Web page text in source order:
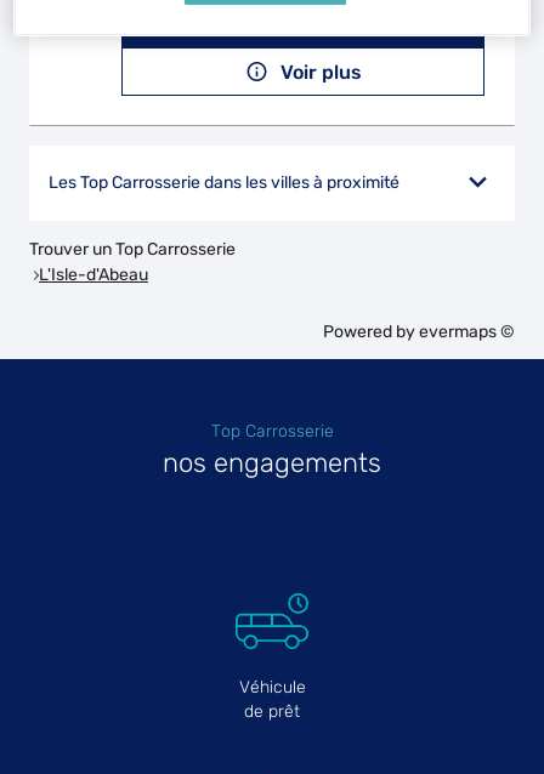
Voir plus
Les Top Carrosserie dans les villes à proximité
Trouver un Top Carrosserie
L'Isle-d'Abeau
Powered byevermaps ©
Top Carrosserie
nos engagements
Véhicule
de prêt